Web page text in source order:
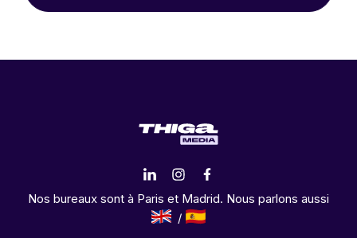
Nos bureaux sont à Paris et Madrid. Nous parlons aussi